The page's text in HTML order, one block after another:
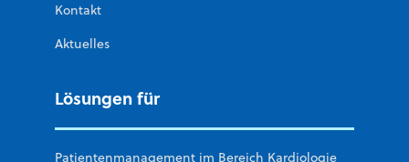
Kontakt
Aktuelles
Lösungen für
Patientenmanagement im Bereich Kardiologie